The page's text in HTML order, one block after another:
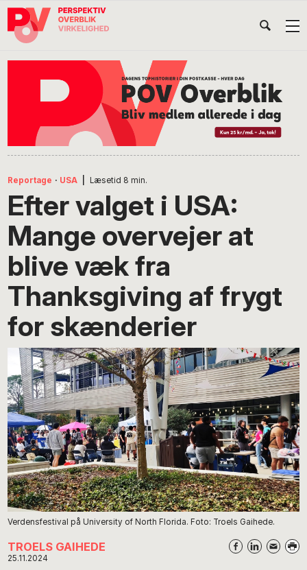
Gå
direkte
Skip
indhold
Gå
direkte
Reportage · USA Læsetid 8 min.
Efter valget i USA:
Mange overvejer at
blive væk fra
Thanksgiving af frygt
for skænderier
Verdensfestival på University of North Florida. Foto: Troels Gaihede.
TROELS GAIHEDE
25.11.2024